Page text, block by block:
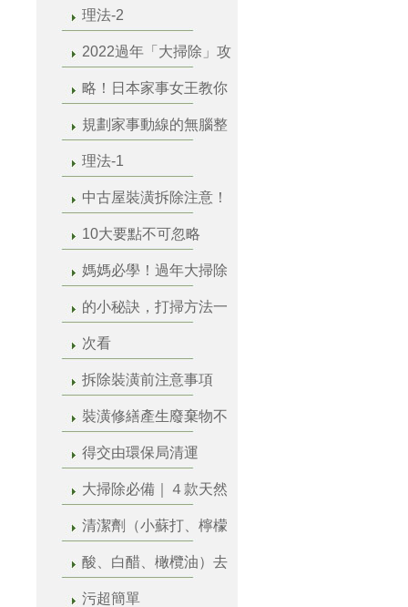
理法-2
2022過年「大掃除」攻
略！日本家事女王教你
規劃家事動線的無腦整
理法-1
中古屋裝潢拆除注意！
10大要點不可忽略
媽媽必學！過年大掃除
的小秘訣，打掃方法一
次看
拆除裝潢前注意事項
裝潢修繕產生廢棄物不
得交由環保局清運
大掃除必備｜４款天然
清潔劑（小蘇打、檸檬
酸、白醋、橄欖油）去
污超簡單